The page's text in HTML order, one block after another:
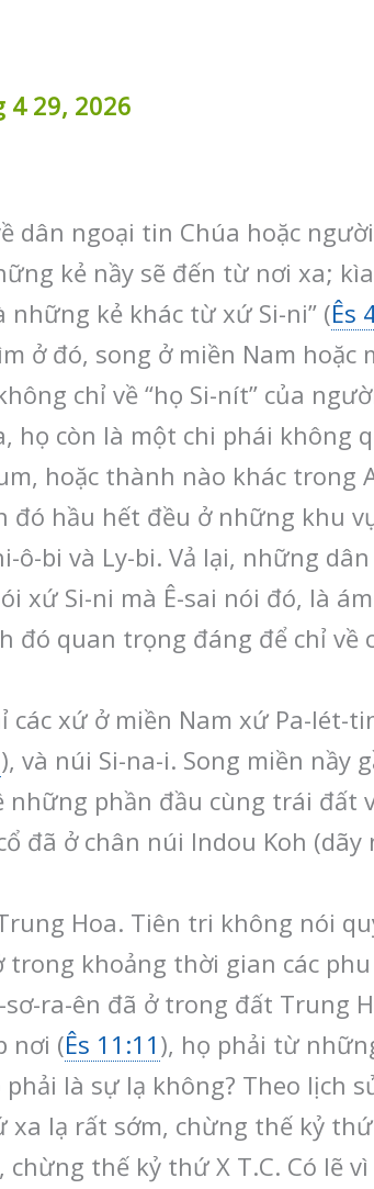
4 29, 2026
ngoại tin Chúa hoặc
kẻ nầy sẽ đến từ nơi xa;
kẻ khác từ xứ Si-ni” (Ês
ở đó, song ở miền Nam
chỉ về “họ Si-nít” của
họ còn là một chi phái không
hoặc thành nào khác trong
đó hầu hết đều ở những khu
bi và Ly-bi. Vả lại, những
xứ Si-ni mà Ê-sai nói đó, là
quan trọng đáng để chỉ về
xứ ở miền Nam xứ Pa-lét-
), và núi Si-na-i. Song miền nầy
những phần đầu cùng trái
đã ở chân núi Indou Koh
Hoa. Tiên tri không nói
trong khoảng thời gian các
ra-ên đã ở trong đất Trung
nơi (Ês 11:11 ), họ phải từ
là sự lạ không? Theo lịch
lạ rất sớm, chừng thế kỷ
chừng thế kỷ thứ X T.C. Có lẽ